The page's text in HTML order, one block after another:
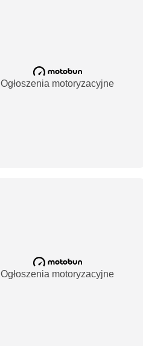
Ogłoszenia motoryzacyjne
Ogłoszenia motoryzacyjne